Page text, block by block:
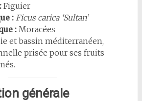
Figuier
: Ficus carica ‘Sultan’
:Moracées
et bassin méditerranéen,
prisée pour ses fruits
générale